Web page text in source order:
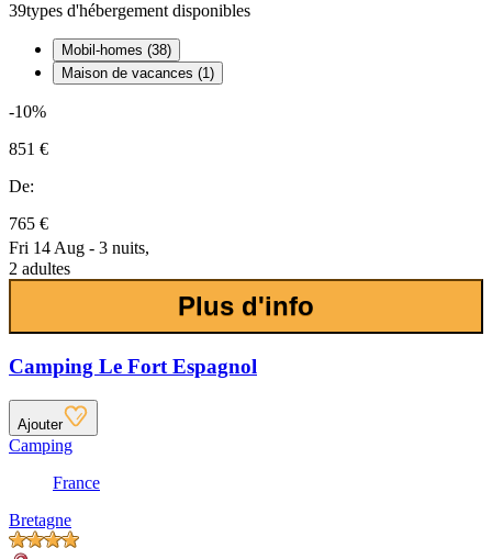
39types d'hébergement disponibles
Mobil-homes (38)
Maison de vacances (1)
-10%
851 €
De:
765 €
Fri 14 Aug - 3 nuits,
2 adultes
Plus d'info
Camping Le Fort Espagnol
Ajouter
Camping
France
Bretagne